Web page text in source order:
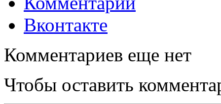
Вконтакте
Комментариев еще нет
Чтобы оставить